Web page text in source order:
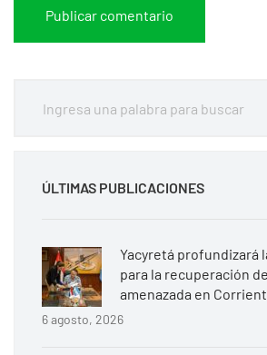
ÚLTIMAS PUBLICACIONES
Yacyretá profundizará
para la recuperación
amenazada en
6 agosto, 2026